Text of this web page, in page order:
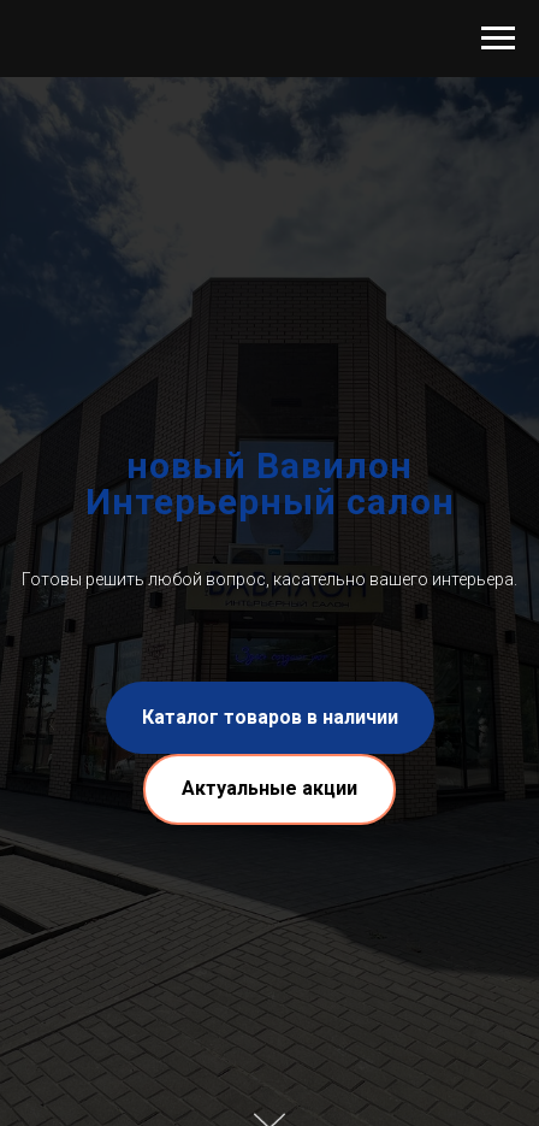
новый Вавилон
Интерьерный салон
Готовы решить любой вопрос, касательно вашего интерьера.
Каталог товаров в наличии
Актуальные акции